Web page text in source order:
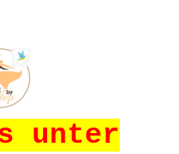
unter